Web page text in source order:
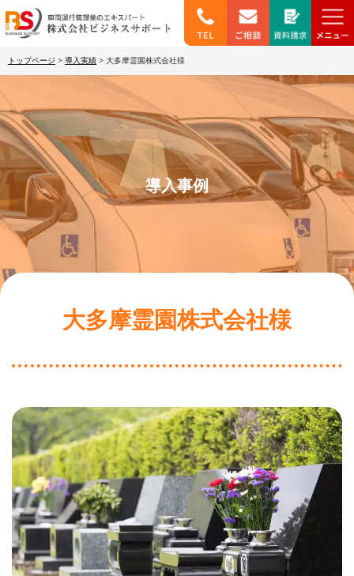
トップページ > 導入実績 > 大多摩霊園株式会社様
導入事例
大多摩霊園株式会社様